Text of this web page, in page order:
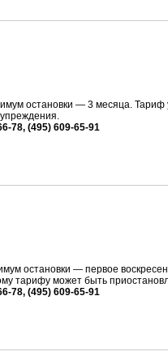
остановки — 3 месяца. Тариф
78, (495) 609-65-91
остановки — первое
тарифу может быть
78, (495) 609-65-91